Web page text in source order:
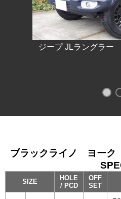
ジープ JLラングラ
ブラックライノ ヨーク
SIZE
HOLE
/ PCD
OFF
SET